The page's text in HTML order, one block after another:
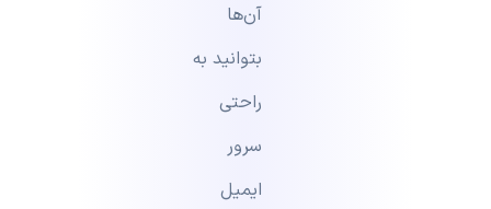
آن‌ها
بتوانید به
راحتی
سرور
ایمیل